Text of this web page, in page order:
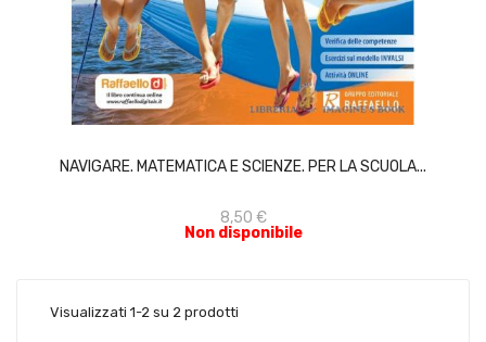
NAVIGARE. MATEMATICA E SCIENZE. PER LA SCUOLA...
8,50 €
Non disponibile
ACQUISTA
Visualizzati 1-2 su 2 prodotti